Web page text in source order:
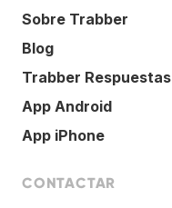
Sobre Trabber
Blog
Trabber Respuestas
App Android
App iPhone
CONTACTAR